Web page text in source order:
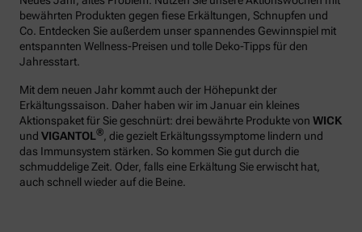
bewährten Produkten gegen fiese Erkältungen, Schnupfen und
Co. Entdecken Sie außerdem unser spannendes Gewinnspiel mit
entspannten Wellness-Preisen und tolle Deko-Tipps für den
Jahresstart.
Mit dem neuen Jahr kommt auch der Höhepunkt der
Erkältungssaison. Daher haben wir im Januar ein kleines
Aktionspaket für Sie geschnürt: drei bewährte Produkte von WICK
und VIGANTOL®, die gezielt Erkältungssymptome lindern und
das Immunsystem stärken. So kommen Sie gut durch die
schmuddelige Zeit. Oder, falls eine Erkältung Sie erwischt hat,
auch schnell wieder auf die Beine.